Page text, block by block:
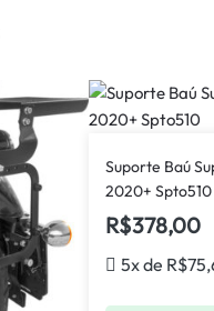
Suporte Baú
2020+ Spto510
R$378,00
5x de R$